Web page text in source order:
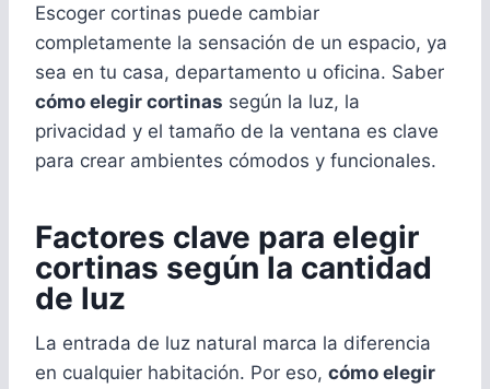
Escoger cortinas puede cambiar
completamente la sensación de un espacio, ya
sea en tu casa, departamento u oficina. Saber
cómo elegir cortinas según la luz, la
privacidad y el tamaño de la ventana es clave
para crear ambientes cómodos y funcionales.
Factores clave para elegir
cortinas según la cantidad
de luz
La entrada de luz natural marca la diferencia
en cualquier habitación. Por eso, cómo elegir